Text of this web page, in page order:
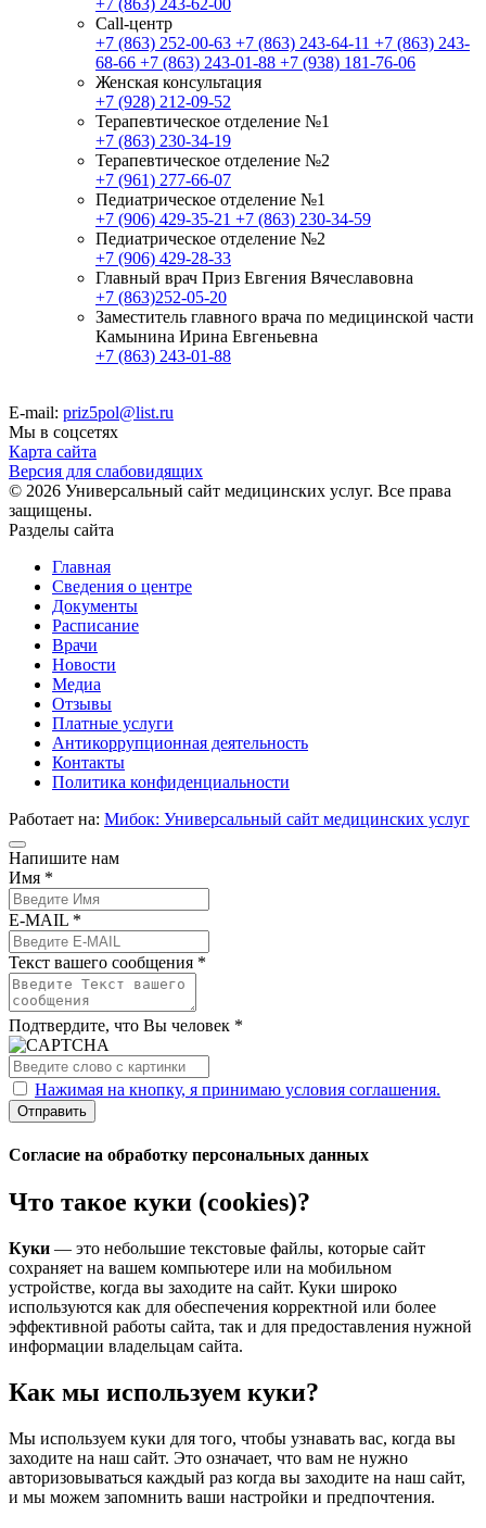
Call-центр
+7 (863) 252-00-63 +7 (863) 243-64-11 +7 (863) 243-
68-66 +7 (863) 243-01-88 +7 (938) 181-76-06
Женская консультация
+7 (928) 212-09-52
Терапевтическое отделение №1
+7 (863) 230-34-19
Терапевтическое отделение №2
+7 (961) 277-66-07
Педиатрическое отделение №1
+7 (906) 429-35-21 +7 (863) 230-34-59
Педиатрическое отделение №2
+7 (906) 429-28-33
Главный врач Приз Евгения Вячеславовна
+7 (863)252-05-20
Заместитель главного врача по медицинской части
Камынина Ирина Евгеньевна
+7 (863) 243-01-88
E-mail: priz5pol@list.ru
Мы в соцсетях
Карта сайта
Версия для слабовидящих
© 2026 Универсальный сайт медицинских услуг. Все права
защищены.
Разделы сайта
Главная
Сведения о центре
Документы
Расписание
Врачи
Новости
Медиа
Отзывы
Платные услуги
Антикоррупционная деятельность
Контакты
Политика конфиденциальности
Работает на: Мибок: Универсальный сайт медицинских услуг
Напишите нам
Имя *
E-MAIL *
Текст вашего сообщения *
Подтвердите, что Вы человек *
Нажимая на кнопку, я принимаю условия соглашения.
Отправить
Согласие на обработку персональных данных
Что такое куки (cookies)?
Куки — это небольшие текстовые файлы, которые сайт
сохраняет на вашем компьютере или на мобильном
устройстве, когда вы заходите на сайт. Куки широко
используются как для обеспечения корректной или более
эффективной работы сайта, так и для предоставления нужной
информации владельцам сайта.
Как мы используем куки?
Мы используем куки для того, чтобы узнавать вас, когда вы
заходите на наш сайт. Это означает, что вам не нужно
авторизовываться каждый раз когда вы заходите на наш сайт,
и мы можем запомнить ваши настройки и предпочтения.